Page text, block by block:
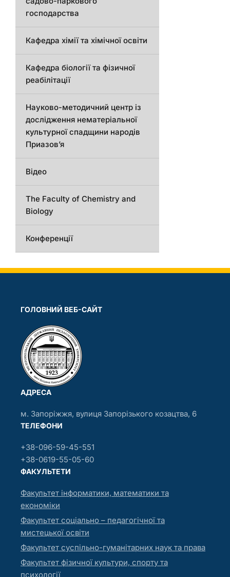
господарства
Кафедра хімії та хімічної освіти
Кафедра біології та фізичної
реабілітації
Науково-методичний центр із
дослідження нематеріальної
культурної спадщини народів
Приазов’я
Відео
The Faculty of Chemistry and
Biology
Конференції
ГОЛОВНИЙ ВЕБ-САЙТ
АДРЕСА
м. Запоріжжя, вулиця Запорізького козацтва, 6
ТЕЛЕФОНИ
+38-096-59-45-551
+38-0619-55-05-60
ФАКУЛЬТЕТИ
Факультет інформатики, математики та
економіки
Факультет соціально – педагогічної та
мистецької освіти
Факультет суспільно-гуманітарних наук та права
Факультет фізичної культури, спорту та
психології